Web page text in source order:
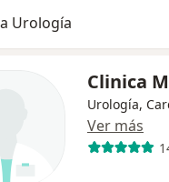
Urología
Clinica
Urología,
Ver más